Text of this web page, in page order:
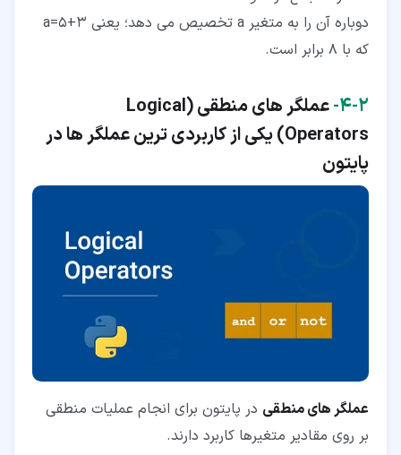
دوباره آن را به متغیر a تخصیص می دهد؛ یعنی a=5+3
که با ۸ برابر است.
۲‏-‏۴‏- عملگر های منطقی (Logical
Operators) یکی از کاربردی ترین عملگر ها در
پایتون
عملگر های منطقی در پایتون برای انجام عملیات منطقی
بر روی مقادیر متغیرها کاربرد دارند.